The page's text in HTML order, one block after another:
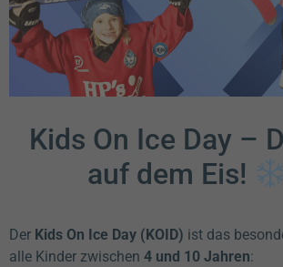
Kids On Ice Day –
auf dem Eis!
Der Kids On Ice Day (KOID) ist das
alle Kinder zwischen 4 und 10 Jahren: